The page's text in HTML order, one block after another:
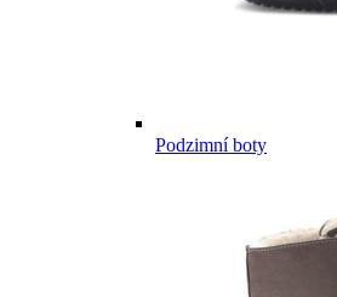
Podzimní boty